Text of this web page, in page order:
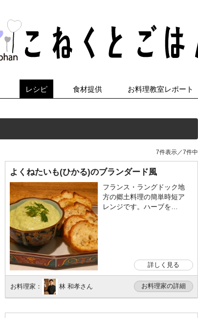
レシピ 食材提供 お料理教室レポート
7件表示／7件中
よくねたいも(ひかる)のブランダード風
フランス・ラングドック地
方の郷土料理の簡単時短ア
レンジです。ハーブを…
詳しく見る
お料理家： 林 和孝さん お料理家の詳細